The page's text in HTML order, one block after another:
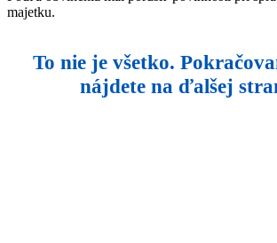
majetku.
To nie je všetko.
nájdete na ďalšej